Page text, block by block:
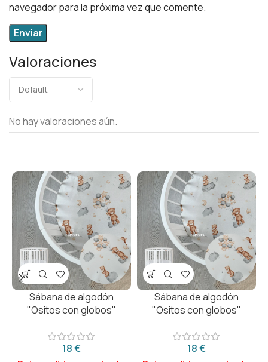
Valoraciones
No hay valoraciones aún.
navegador para la próxima vez que comente.
Sábana de algodón
"Ositos con globos"
€
Sábana de algodón
"Ositos con globos"
€